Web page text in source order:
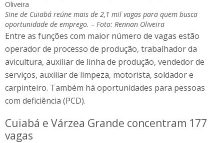
Sine de Cuiabá reúne mais de 2,1 mil vagas para quem busca
oportunidade de emprego. – Foto: Rennan Oliveira
Entre as funções com maior número de vagas estão
operador de processo de produção, trabalhador da
avicultura, auxiliar de linha de produção, vendedor de
serviços, auxiliar de limpeza, motorista, soldador e
carpinteiro. Também há oportunidades para pessoas
com deficiência (PCD).
Cuiabá e Várzea Grande concentram 177
vagas